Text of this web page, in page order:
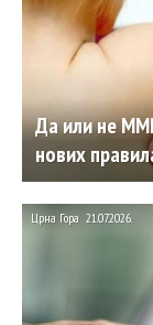
Да или не
нових
Црна Гора 21.07.2026.